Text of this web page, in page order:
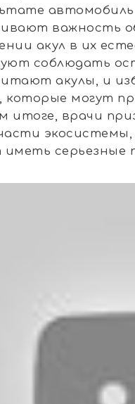
важность
акул в их
соблюдать
акулы, и
которые могут
итоге, врачи
экосистемы,
серьезные